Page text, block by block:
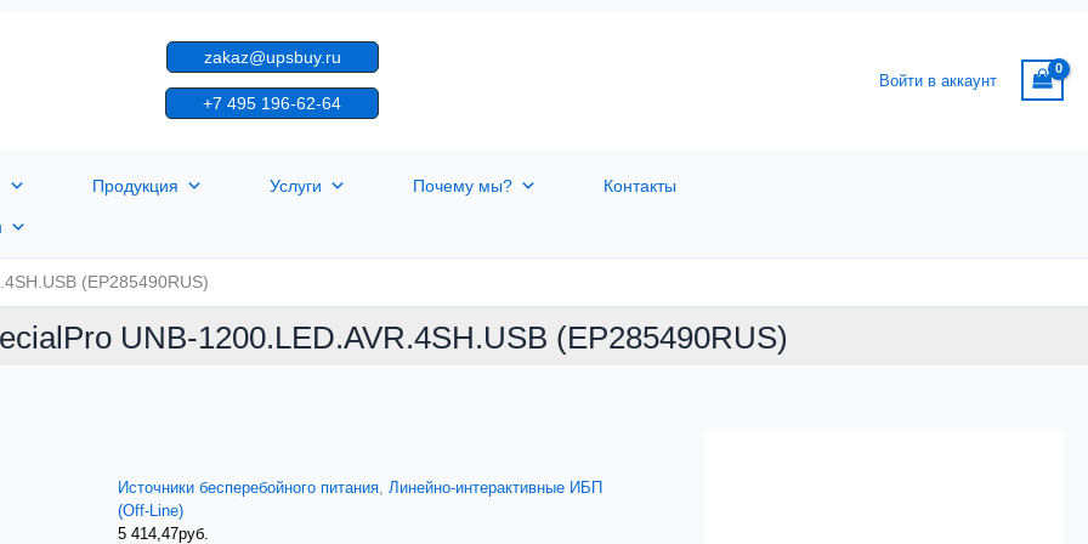
zakaz@upsbuy.ru
+7 495 196-62-64
Войти в аккаунт
Продукция Услуги Почему мы? Контакты
(EP285490RUS)
UNB-1200.LED.AVR.4SH.USB (EP285490RUS)
Источники бесперебойного питания, Линейно-интерактивные ИБП
(Off-Line)
5 414,47руб.